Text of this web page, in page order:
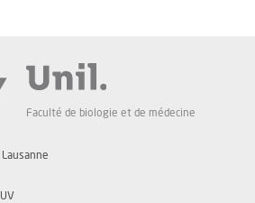
Faculté de biologie et de médecine